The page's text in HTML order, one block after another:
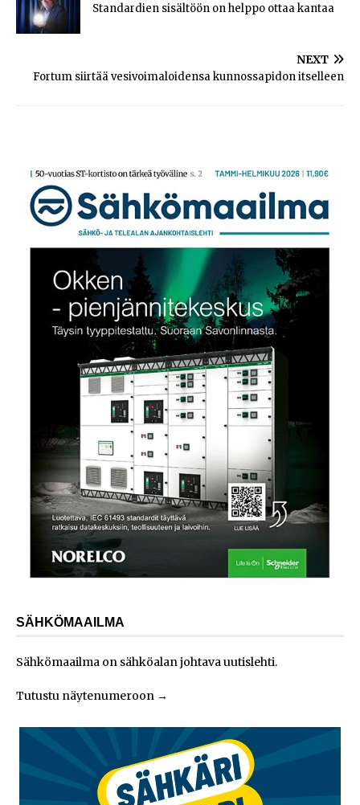
Standardien sisältöön on helppo ottaa kantaa
NEXT
Fortum siirtää vesivoimaloidensa kunnossapidon itselleen
SÄHKÖMAAILMA
Sähkömaailma on sähköalan johtava uutislehti.
Tutustu näytenumeroon →